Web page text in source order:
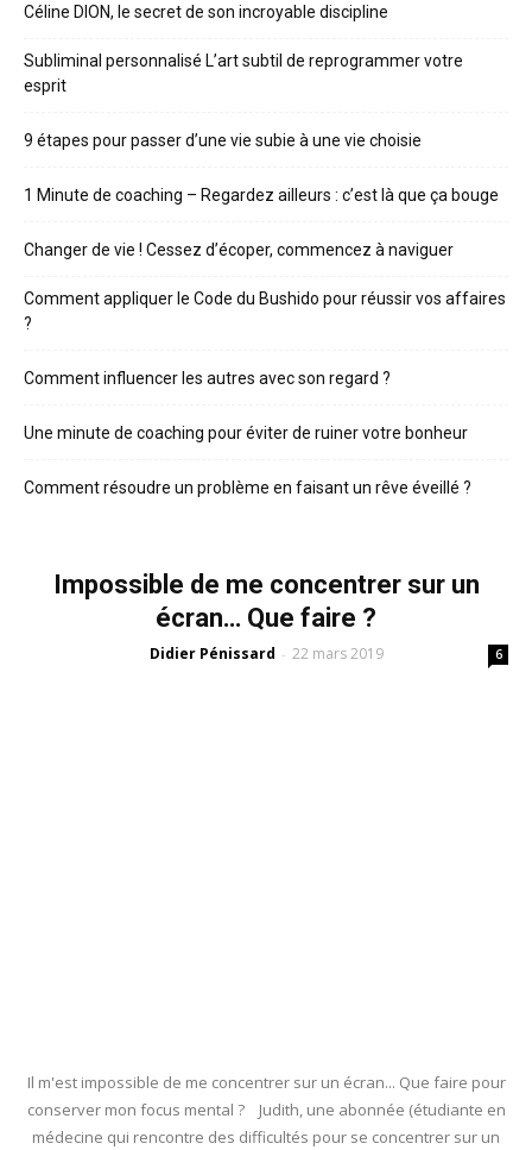
Céline DION, le secret de son incroyable discipline
Subliminal personnalisé L’art subtil de reprogrammer votre
esprit
9 étapes pour passer d’une vie subie à une vie choisie
1 Minute de coaching – Regardez ailleurs : c’est là que ça bouge
Changer de vie ! Cessez d’écoper, commencez à naviguer
Comment appliquer le Code du Bushido pour réussir vos affaires
?
Comment influencer les autres avec son regard ?
Une minute de coaching pour éviter de ruiner votre bonheur
Comment résoudre un problème en faisant un rêve éveillé ?
Impossible de me concentrer sur un
écran… Que faire ?
Didier Pénissard - 22 mars 2019 6
Il m'est impossible de me concentrer sur un écran... Que faire pour
conserver mon focus mental ? Judith, une abonnée (étudiante en
médecine qui rencontre des difficultés pour se concentrer sur un